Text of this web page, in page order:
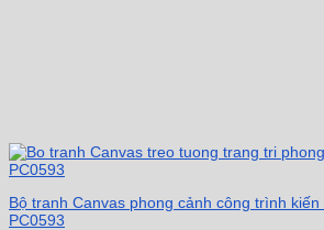
Bộ tranh Canvas phong cảnh công trình
PC0593